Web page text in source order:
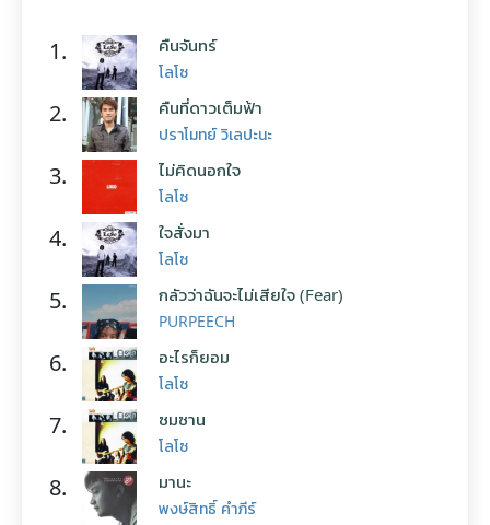
1. คืนจันทร์
โลโซ
2. คืนที่ดาวเต็มฟ้า
ปราโมทย์ วิเลปะนะ
3. ไม่คิดนอกใจ
โลโซ
4. ใจสั่งมา
โลโซ
5. กลัวว่าฉันจะไม่เสียใจ (Fear)
PURPEECH
6. อะไรก็ยอม
โลโซ
7. ซมซาน
โลโซ
8. มานะ
พงษ์สิทธิ์ คำภีร์